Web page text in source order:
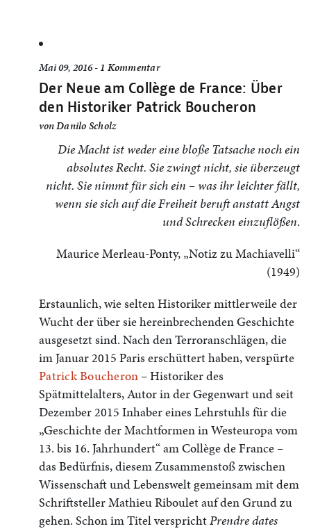
Mai 09, 2016 - 1 Kommentar
Der Neue am Collège de France: Über
den Historiker Patrick Boucheron
vonDanilo Scholz
Die Macht ist weder eine bloße Tatsache noch ein
absolutes Recht. Sie zwingt nicht, sie überzeugt
nicht. Sie nimmt für sich ein – was ihr leichter fällt,
wenn sie sich auf die Freiheit beruft anstatt Angst
und Schrecken einzuflößen.
Maurice Merleau-Ponty, „Notiz zu Machiavelli“
(1949)
Erstaunlich, wie selten Historiker mittlerweile der
Wucht der über sie hereinbrechenden Geschichte
ausgesetzt sind. Nach den Terroranschlägen, die
im Januar 2015 Paris erschüttert haben, verspürte
Patrick Boucheron – Historiker des
Spätmittelalters, Autor in der Gegenwart und seit
Dezember 2015 Inhaber eines Lehrstuhls für die
„Geschichte der Machtformen in Westeuropa vom
13. bis 16. Jahrhundert“ am Collège de France –
das Bedürfnis, diesem Zusammenstoß zwischen
Wissenschaft und Lebenswelt gemeinsam mit dem
Schriftsteller Mathieu Riboulet auf den Grund zu
gehen. Schon im Titel versprichtPrendre dates